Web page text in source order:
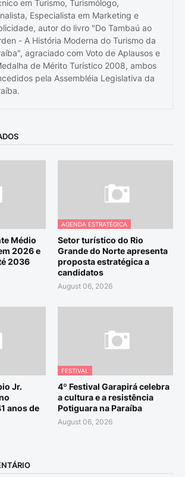
em Turismo, Turismólogo,
Especialista em Marketing e
autor do livro "Do Tambaú ao
- A História Moderna do Turismo da
agraciado com Voto de Aplausos e
de Mérito Turístico 2008, ambos
pela Assembléia Legislativa da
Médio
2026 e
2036
AGENDA ESTRATÉGICA
Setor turístico do Rio
Grande do Norte apresenta
proposta estratégica a
candidatos
August 06, 2026
Jr.
anos de
FESTIVAL
4º Festival Garapirá celebra
a cultura e a resistência
Potiguara na Paraíba
August 06, 2026